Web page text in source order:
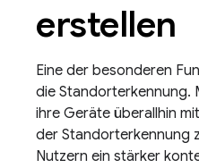
erstellen
Eine der besonderen
die Standorterkennung.
ihre Geräte überallhin
der Standorterkennung
Nutzern ein stärker